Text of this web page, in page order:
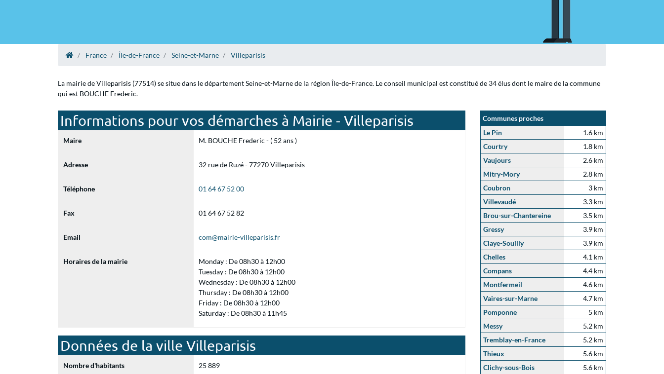
France Île-de-France Seine-et-Marne Villeparisis
La mairie de Villeparisis (77514) se situe dans le département Seine-et-Marne de la région Île-de-France. Le conseil municipal est constitué de 34 élus dont le maire de la commune
qui est BOUCHE Frederic.
Informations pour vos démarches à Mairie - Villeparisis
Maire M. BOUCHE Frederic - ( 52 ans )
Adresse 32 rue de Ruzé - 77270 Villeparisis
Téléphone 01 64 67 52 00
Fax 01 64 67 52 82
Email com@mairie-villeparisis.fr
Horaires de la mairie
Monday : De 08h30 à 12h00
Tuesday : De 08h30 à 12h00
Wednesday : De 08h30 à 12h00
Thursday : De 08h30 à 12h00
Friday : De 08h30 à 12h00
Saturday : De 08h30 à 11h45
Données de la ville Villeparisis
Nombre d'habitants 25 889
Communes proches
Le Pin
1.6 km
Courtry
1.8 km
Vaujours
2.6 km
Mitry-Mory
2.8 km
Coubron
3 km
Villevaudé
3.3 km
Brou-sur-Chantereine
3.5 km
Gressy
3.9 km
Claye-Souilly
3.9 km
Chelles
4.1 km
Compans
4.4 km
Montfermeil
4.6 km
Vaires-sur-Marne
4.7 km
Pomponne
5 km
Messy
5.2 km
Tremblay-en-France
5.2 km
Thieux
5.6 km
Clichy-sous-Bois
5.6 km